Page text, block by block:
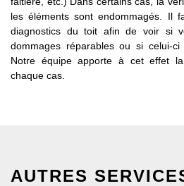
les éléments sont endommagés. Il
diagnostics du toit afin de voir si
dommages réparables ou si celui-ci
Notre équipe apporte à cet effet
chaque cas.
AUTRES